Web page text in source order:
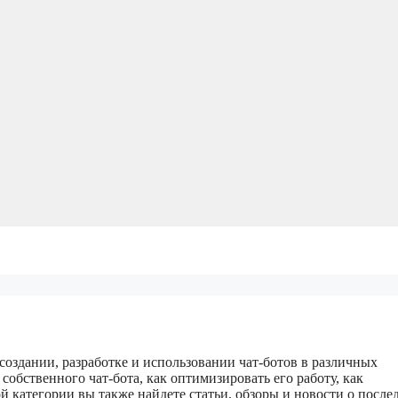
разработке и использовании чат-ботов в различных
чат-бота, как оптимизировать его работу, как
категории вы также найдете статьи, обзоры и новости о